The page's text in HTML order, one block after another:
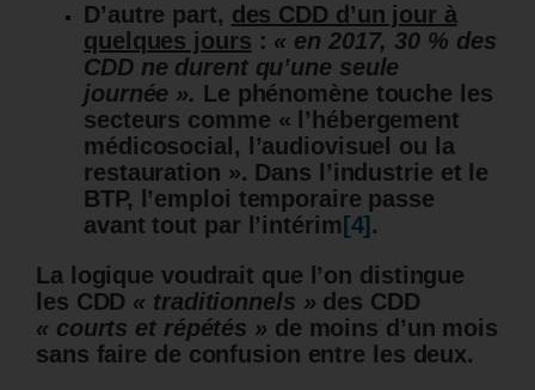
D’autre part, des CDD d’un jour à
quelques jours : « en 2017, 30 % des
CDD ne durent qu’une seule
journée ». Le phénomène touche les
secteurs comme « l’hébergement
médicosocial, l’audiovisuel ou la
restauration ». Dans l’industrie et le
BTP, l’emploi temporaire passe
avant tout par l’intérim [4] .
La logique voudrait que l’on distingue
les CDD « traditionnels » des CDD
« courts et répétés » de moins d’un mois
sans faire de confusion entre les deux.